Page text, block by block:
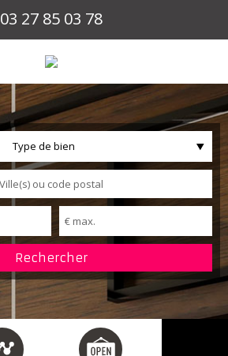
03 27 85 03 78
Type de bien